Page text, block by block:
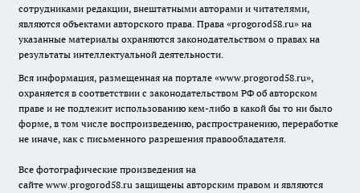
сотрудниками редакции, внештатными авторами и читателями,
являются объектами авторского права. Права «progorod58.ru» на
указанные материалы охраняются законодательством о правах на
результаты интеллектуальной деятельности.
Вся информация, размещенная на портале «www.progorod58.ru»,
охраняется в соответствии с законодательством РФ об авторском
праве и не подлежит использованию кем-либо в какой бы то ни было
форме, в том числе воспроизведению, распространению, переработке
не иначе, как с письменного разрешения правообладателя.
Все фотографические произведения на
сайте www.progorod58.ru защищены авторским правом и являются